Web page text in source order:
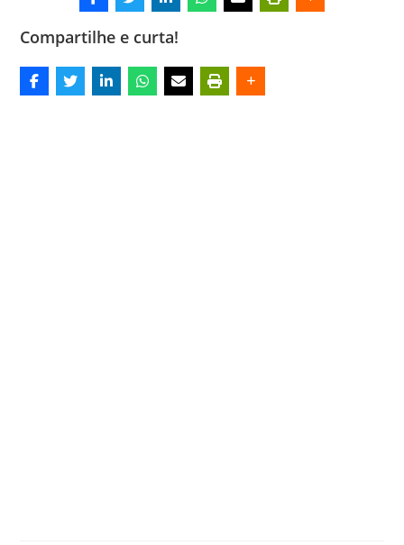
Compartilhe e curta!